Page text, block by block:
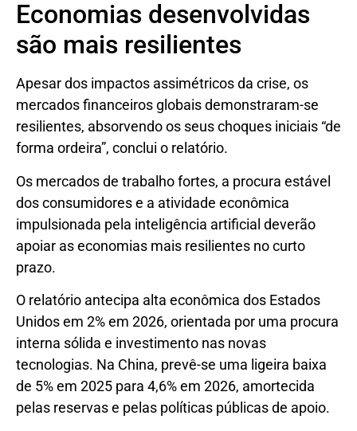
Economias desenvolvidas
são mais resilientes
Apesar dos impactos assimétricos da crise, os
mercados financeiros globais demonstraram-se
resilientes, absorvendo os seus choques iniciais “de
forma ordeira”, conclui o relatório.
Os mercados de trabalho fortes, a procura estável
dos consumidores e a atividade econômica
impulsionada pela inteligência artificial deverão
apoiar as economias mais resilientes no curto
prazo.
O relatório antecipa alta econômica dos Estados
Unidos em 2% em 2026, orientada por uma procura
interna sólida e investimento nas novas
tecnologias. Na China, prevê-se uma ligeira baixa
de 5% em 2025 para 4,6% em 2026, amortecida
pelas reservas e pelas políticas públicas de apoio.